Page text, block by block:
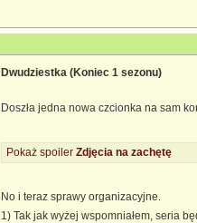
Dwudziestka (Koniec 1 sezonu)
Doszła jedna nowa czcionka na sam
Pokaż spoiler Zdjęcia na zachętę
No i teraz sprawy organizacyjne.
1) Tak jak wyżej wspomniałem, seria